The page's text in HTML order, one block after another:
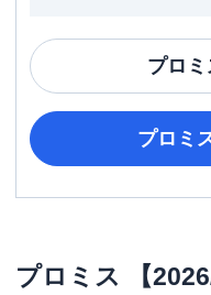
プロミ
プロミ
プロミス
【